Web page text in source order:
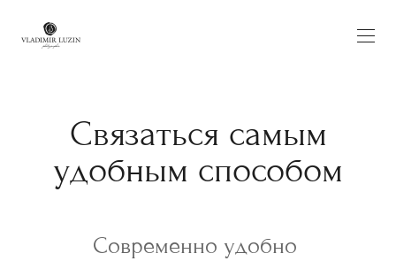
Связаться самым
удобным способом
Современно удобно